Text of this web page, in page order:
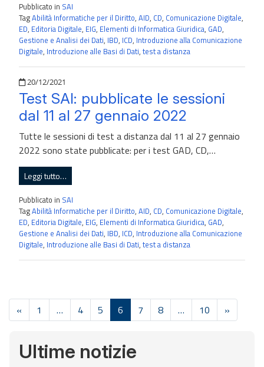
Pubblicato in SAI
TagAbilità Informatiche per il Diritto, AID, CD, Comunicazione Digitale,
ED, Editoria Digitale, EIG, Elementi di Informatica Giuridica, GAD,
Gestione e Analisi dei Dati, IBD, ICD, Introduzione alla Comunicazione
Digitale, Introduzione alle Basi di Dati, test a distanza
Pubblicato il
20/12/2021
Test SAI: pubblicate le sessioni
dal 11 al 27 gennaio 2022
Tutte le sessioni di test a distanza dal 11 al 27 gennaio
2022 sono state pubblicate: per i test GAD, CD,…
Leggi tutto…
Pubblicato in SAI
TagAbilità Informatiche per il Diritto, AID, CD, Comunicazione Digitale,
ED, Editoria Digitale, EIG, Elementi di Informatica Giuridica, GAD,
Gestione e Analisi dei Dati, IBD, ICD, Introduzione alla Comunicazione
Digitale, Introduzione alle Basi di Dati, test a distanza
« 1 … 4 5 6 7 8 … 10 »
Ultime notizie